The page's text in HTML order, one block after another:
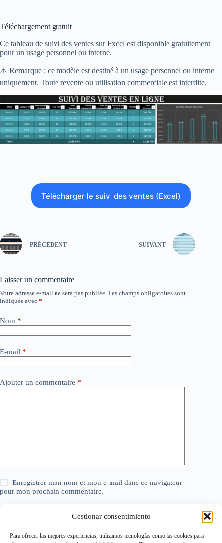
Gestionar consentimiento
Para ofrecer las mejores experiencias, utilizamos tecnologías como las cookies para
Téléchargement gratuit
Ce tableau de suivi des ventes sur Excel est disponible gratuitement
pour un usage personnel ou interne.
⚠️ Remarque : ce modèle est destiné à un usage personnel ou interne
uniquement. Toute revente ou utilisation commerciale est interdite.
Télécharger le suivi des ventes (Excel)
PRÉCÉDENT SUIVANT
Laisser un commentaire
Votre adresse e-mail ne sera pas publiée. Les champs obligatoires sont
indiqués avec *
Nom *
E-mail *
Ajouter un commentaire *
Enregistrer mon nom et mon e-mail dans ce navigateur
pour mon prochain commentaire.
Laisser un commentaire